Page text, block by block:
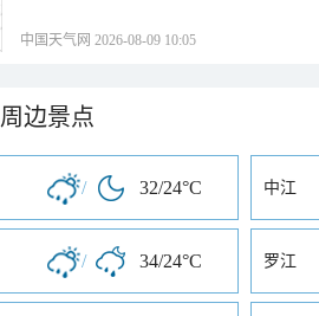
中国天气网 2026-08-09 10:05
周边景点
/ 32/24°C 中江
/ 34/24°C 罗江